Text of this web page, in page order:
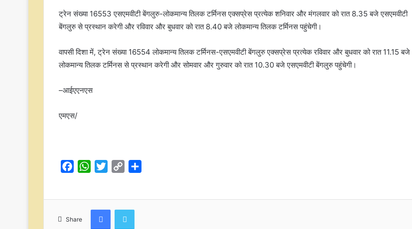
ट्रेन संख्या 16553 एसएमवीटी बेंगलुरु-लोकमान्य तिलक टर्मिनस एक्सप्रेस प्रत्येक शनिवार और मंगलवार को रात 8.35 बजे एसएमवीटी
बेंगलुरु से प्रस्थान करेगी और रविवार और बुधवार को रात 8.40 बजे लोकमान्य तिलक टर्मिनस पहुंचेगी।
वापसी दिशा में, ट्रेन संख्या 16554 लोकमान्य तिलक टर्मिनस-एसएमवीटी बेंगलुरु एक्सप्रेस प्रत्येक रविवार और बुधवार को रात 11.15 बजे
लोकमान्य तिलक टर्मिनस से प्रस्थान करेगी और सोमवार और गुरुवार को रात 10.30 बजे एसएमवीटी बेंगलुरु पहुंचेगी।
–आईएएनएस
एमएस/
b
W
L
Share
FacebookTwitter
‘गोबरधन’ योजना को मंजूरी दी, किसानों के
सशक्तिकरण के साथ बायोगैस क्षेत्र को
मिलेगा बढ़ावा
लगातार दूसरे दिन हरे निशान में बंद हुआ
बाजार, सेंसेक्स में 374 अंकों की बढ़त